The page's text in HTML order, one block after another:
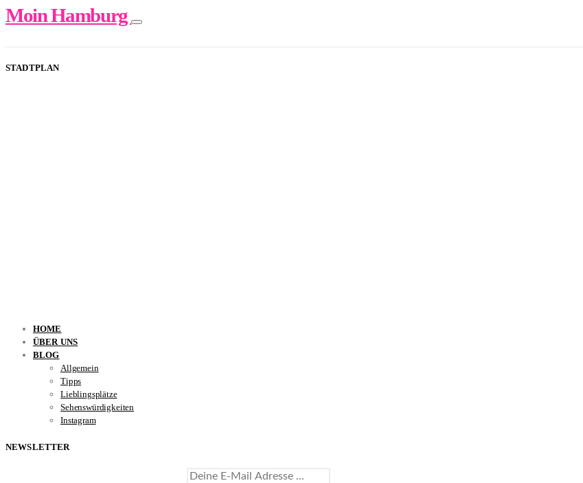
Moin Hamburg
STADTPLAN
HOME
ÜBER UNS
BLOG
Allgemein
Tipps
Lieblingsplätze
Sehenswürdigkeiten
Instagram
NEWSLETTER